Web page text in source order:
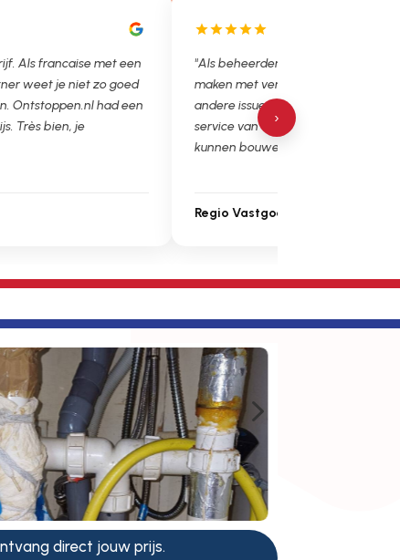
Als francaise met een
weet je niet zo goed
Ontstoppen.nl had een
Très bien, je
"Als beheerder hebben we helaas
maken met verstoppingen,
andere issues. Het is super fijn dat
service van Ontstoppen.nl en
kunnen bouwen. Ga zo door!"
Regio Vastgoedbeheer
›
5
direct jouw prijs.